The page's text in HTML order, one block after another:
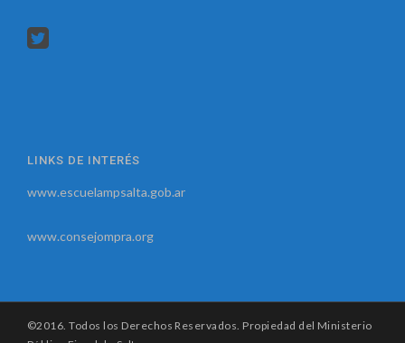
LINKS DE INTERÉS
www.escuelampsalta.gob.ar
www.consejompra.org
©2016. Todos los Derechos Reservados. Propiedad del Ministerio